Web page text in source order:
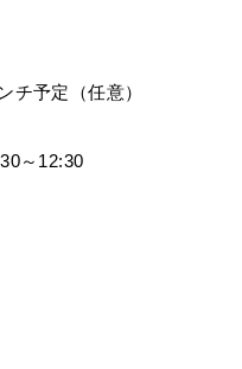
チ予定（任意）
～12:30